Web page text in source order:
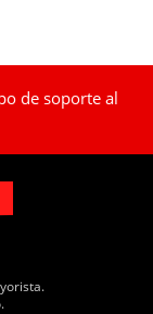
de soporte al